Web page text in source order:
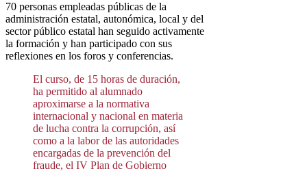
70 personas empleadas públicas de la
administración estatal, autonómica, local y del
sector público estatal han seguido activamente
la formación y han participado con sus
reflexiones en los foros y conferencias.
El curso, de 15 horas de duración,
ha permitido al alumnado
aproximarse a la normativa
internacional y nacional en materia
de lucha contra la corrupción, así
como a la labor de las autoridades
encargadas de la prevención del
fraude, el IV Plan de Gobierno